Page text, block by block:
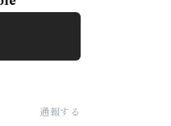
通報する